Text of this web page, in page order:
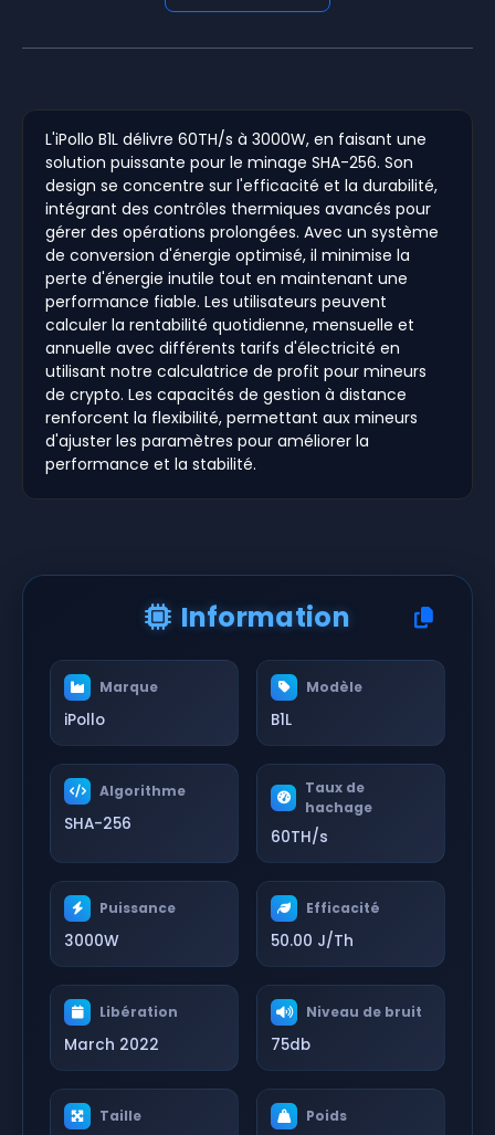
L'iPollo B1L délivre 60TH/s à 3000W, en faisant une
solution puissante pour le minage SHA-256. Son
design se concentre sur l'efficacité et la durabilité,
intégrant des contrôles thermiques avancés pour
gérer des opérations prolongées. Avec un système
de conversion d'énergie optimisé, il minimise la
perte d'énergie inutile tout en maintenant une
performance fiable. Les utilisateurs peuvent
calculer la rentabilité quotidienne, mensuelle et
annuelle avec différents tarifs d'électricité en
utilisant notre calculatrice de profit pour mineurs
de crypto. Les capacités de gestion à distance
renforcent la flexibilité, permettant aux mineurs
d'ajuster les paramètres pour améliorer la
performance et la stabilité.
Information
Marque
iPollo
Modèle
B1L
Algorithme
SHA-256
Taux de
hachage
60TH/s
Puissance
3000W
Efficacité
50.00 J/Th
Libération
March 2022
Niveau de bruit
75db
Taille Poids